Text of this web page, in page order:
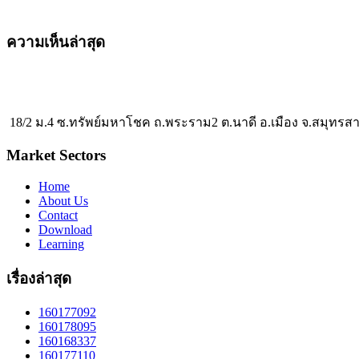
ความเห็นล่าสุด
18/2 ม.4 ซ.ทรัพย์มหาโชค ถ.พระราม2 ต.นาดี อ.เมือง จ.สมุทรส
Market Sectors
Home
About Us
Contact
Download
Learning
เรื่องล่าสุด
160177092
160178095
160168337
160177110